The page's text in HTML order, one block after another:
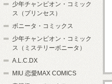
少年チャンピオン・コミック
ス（プリンセス）
ボニータ・コミックス
少年チャンピオン・コミック
ス（ミステリーボニータ）
A.L.C.DX
MIU 恋愛MAX COMICS